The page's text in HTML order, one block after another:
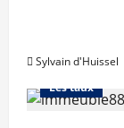
Sylvain d'Huissel
Abonnés
Les taux